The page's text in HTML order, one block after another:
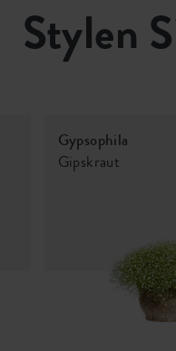
Stylen
Gypsophila
Gipskraut